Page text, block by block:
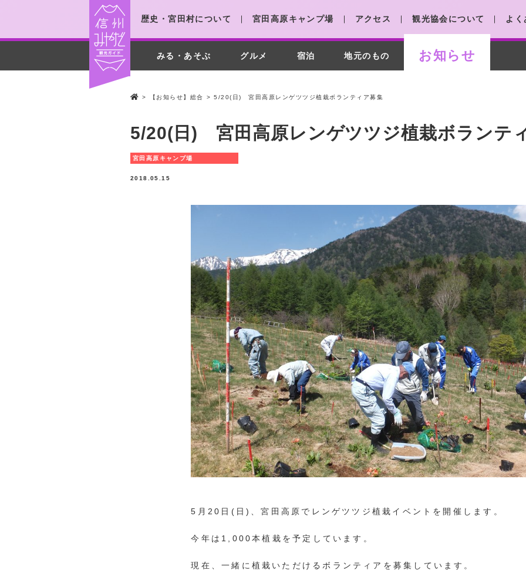
歴史・宮田村について 宮田高原キャンプ場 アクセス 観光協会について よく
みる・あそぶ グルメ 宿泊 地元のもの お知らせ
> 【お知らせ】総合 > 5/20(日) 宮田高原レンゲツツジ植栽ボランティア募集
5/20(日) 宮田高原レンゲツツジ植栽ボランテ
宮田高原キャンプ場
2018.05.15
5月20日(日)、宮田高原でレンゲツツジ植栽イベントを開催します。
今年は1,000本植栽を予定しています。
現在、一緒に植栽いただけるボランティアを募集しています。